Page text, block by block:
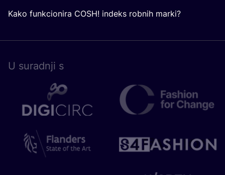
Kako funkcionira COSH! indeks robnih marki?
U surad­nji s